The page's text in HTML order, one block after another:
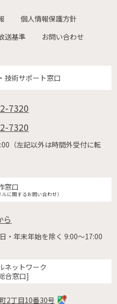
個人情報保護方針
送基準 お問い合わせ
技術サポート窓口
7320
7320
（左記以外は時間外受付に転
窓口
ルに関するお問い合わせ）
ら
・年末年始を除く 9:00〜17:00
ネットワーク
合窓口]
2丁目10番30号